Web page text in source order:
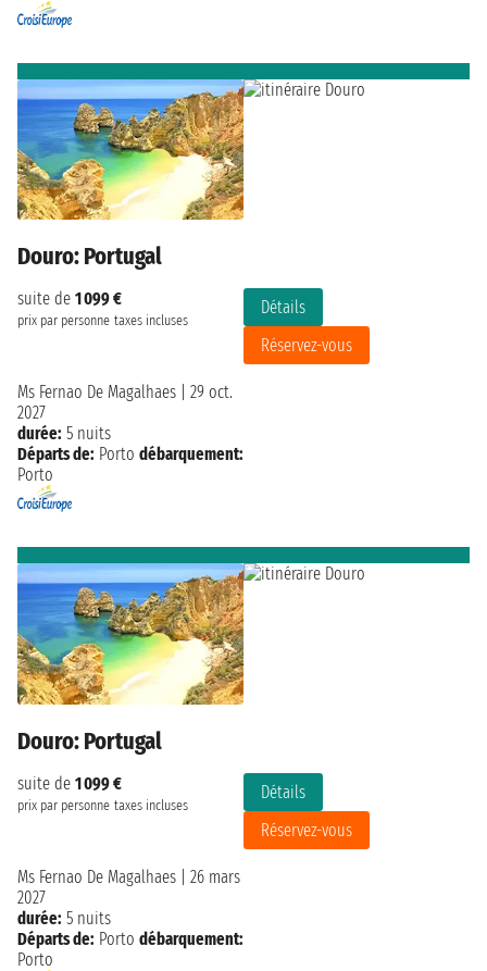
Douro: Portugal
suite de 1 099 €
prix par personne taxes incluses
Détails
Réservez-vous
Ms Fernao De Magalhaes
29 oct.
2027
durée: 5 nuits
Départs de: Porto débarquement:
Porto
Douro: Portugal
suite de 1 099 €
prix par personne taxes incluses
Détails
Réservez-vous
Ms Fernao De Magalhaes
26 mars
2027
durée: 5 nuits
Départs de: Porto débarquement:
Porto